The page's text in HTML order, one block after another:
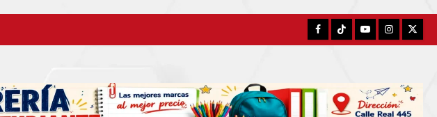
FacebookTikTokYouTubeInstagram
X